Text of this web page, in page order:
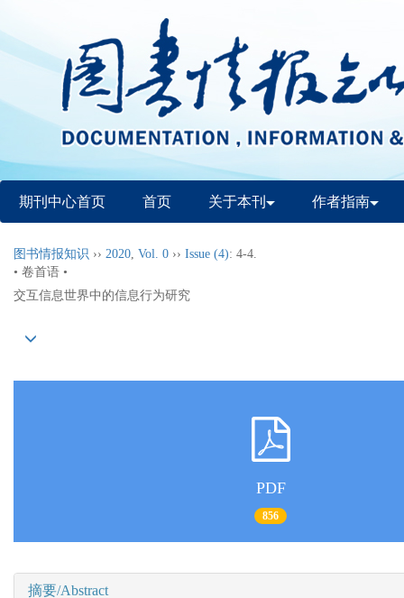
期刊中心首页 首页 关于本刊 作者指南
图书情报知识 ›› 2020, Vol. 0 ›› Issue (4): 4-4.
• 卷首语 •
交互信息世界中的信息行为研究
PDF
856
摘要/Abstract